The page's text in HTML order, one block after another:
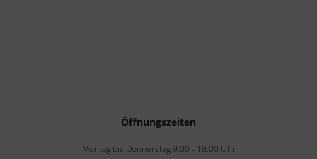
Öffnungszeiten
Montag bis Donnerstag 9:00 - 18:00 Uhr